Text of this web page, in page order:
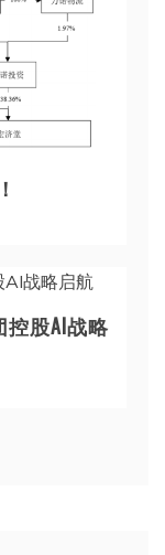
股AI战略